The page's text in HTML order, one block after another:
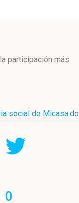
participación más
social de Micasa.do
0